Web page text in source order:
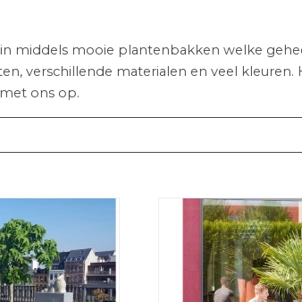
middels mooie plantenbakken welke
verschillende materialen en veel
ons op.